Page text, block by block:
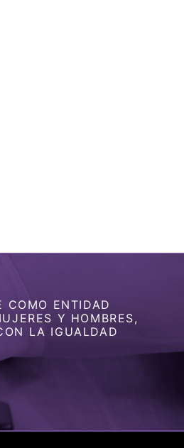
COMO ENTIDAD
Y HOMBRES,
LA IGUALDAD